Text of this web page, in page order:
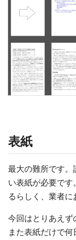
表紙
最大の難所です。
い表紙が必要で
るらしく、業者に
今回はとりあえず
また表紙だけで